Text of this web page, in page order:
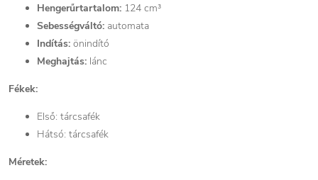
Hengerűrtartalom: 124 cm³
Sebességváltó: automata
Indítás: önindító
Meghajtás: lánc
Fékek:
Első: tárcsafék
Hátsó: tárcsafék
Méretek: